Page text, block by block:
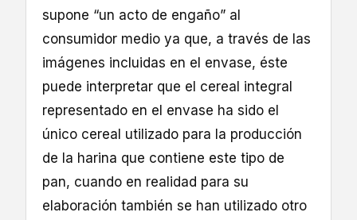
supone “un acto de engaño” al
consumidor medio ya que, a través de las
imágenes incluidas en el envase, éste
puede interpretar que el cereal integral
representado en el envase ha sido el
único cereal utilizado para la producción
de la harina que contiene este tipo de
pan, cuando en realidad para su
elaboración también se han utilizado otro